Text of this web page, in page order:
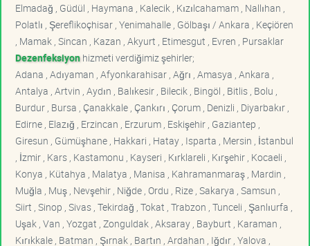
Elmadağ , Güdül , Haymana , Kalecik , Kızılcahamam , Nallıhan ,
Polatlı , Şereflikoçhisar , Yenimahalle , Gölbaşı / Ankara , Keçiören
, Mamak , Sincan , Kazan , Akyurt , Etimesgut , Evren , Pursaklar
Dezenfeksiyonhizmeti verdiğimiz şehirler;
Adana , Adıyaman , Afyonkarahisar , Ağrı , Amasya , Ankara ,
Antalya , Artvin , Aydın , Balıkesir , Bilecik , Bingöl , Bitlis , Bolu ,
Burdur , Bursa , Çanakkale , Çankırı , Çorum , Denizli , Diyarbakır ,
Edirne , Elazığ , Erzincan , Erzurum , Eskişehir , Gaziantep ,
Giresun , Gümüşhane , Hakkari , Hatay , Isparta , Mersin , İstanbul
, İzmir , Kars , Kastamonu , Kayseri , Kırklareli , Kırşehir , Kocaeli ,
Konya , Kütahya , Malatya , Manisa , Kahramanmaraş , Mardin ,
Muğla , Muş , Nevşehir , Niğde , Ordu , Rize , Sakarya , Samsun ,
Siirt , Sinop , Sivas , Tekirdağ , Tokat , Trabzon , Tunceli , Şanlıurfa ,
Uşak , Van , Yozgat , Zonguldak , Aksaray , Bayburt , Karaman ,
Kırıkkale , Batman , Şırnak , Bartın , Ardahan , Iğdır , Yalova ,